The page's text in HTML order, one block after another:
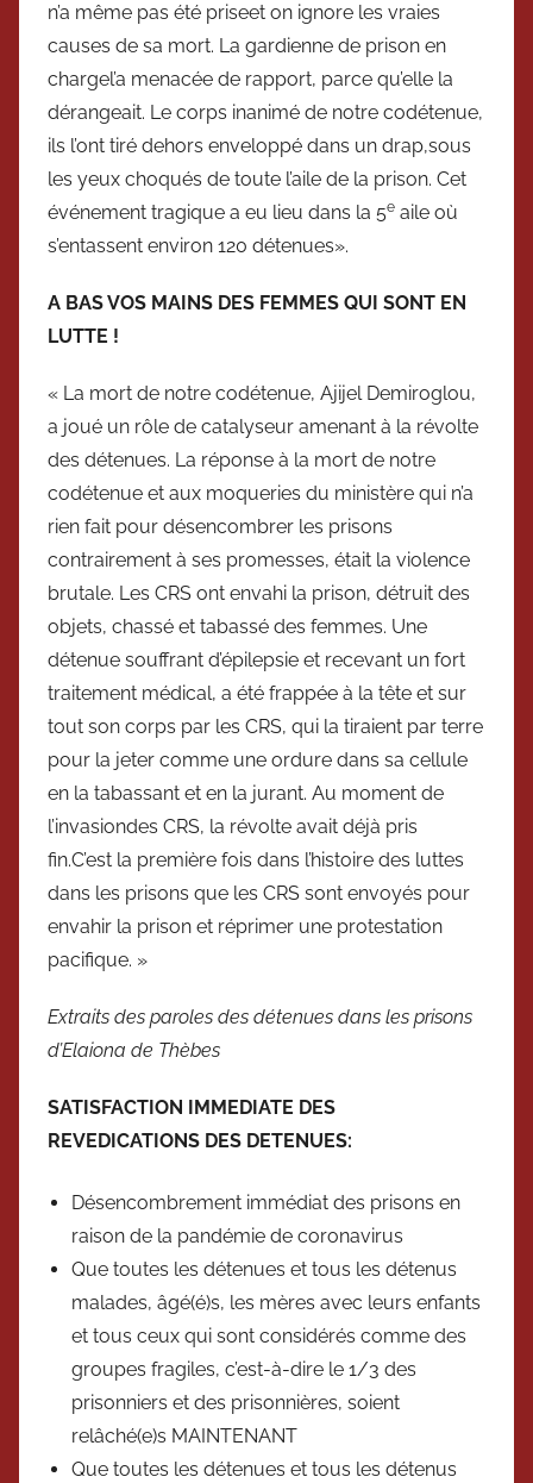
n’a même pas été priseet on ignore les vraies
causes de sa mort. La gardienne de prison en
chargel’a menacée de rapport, parce qu’elle la
dérangeait. Le corps inanimé de notre codétenue,
ils l’ont tiré dehors enveloppé dans un drap,sous
les yeux choqués de toute l’aile de la prison. Cet
événement tragique a eu lieu dans la 5e aile où
s’entassent environ 120 détenues».
A BAS VOS MAINS DES FEMMES QUI SONT EN
LUTTE !
« La mort de notre codétenue, Ajijel Demiroglou,
a joué un rôle de catalyseur amenant à la révolte
des détenues. La réponse à la mort de notre
codétenue et aux moqueries du ministère qui n’a
rien fait pour désencombrer les prisons
contrairement à ses promesses, était la violence
brutale. Les CRS ont envahi la prison, détruit des
objets, chassé et tabassé des femmes. Une
détenue souffrant d’épilepsie et recevant un fort
traitement médical, a été frappée à la tête et sur
tout son corps par les CRS, qui la tiraient par terre
pour la jeter comme une ordure dans sa cellule
en la tabassant et en la jurant. Au moment de
l’invasiondes CRS, la révolte avait déjà pris
fin.C’est la première fois dans l’histoire des luttes
dans les prisons que les CRS sont envoyés pour
envahir la prison et réprimer une protestation
pacifique. »
Extraits des paroles des détenues dans les prisons
d’Elaiona de Thèbes
SATISFACTION IMMEDIATE DES
REVEDICATIONS DES DETENUES:
Désencombrement immédiat des prisons en
raison de la pandémie de coronavirus
Que toutes les détenues et tous les détenus
malades, âgé(é)s, les mères avec leurs enfants
et tous ceux qui sont considérés comme des
groupes fragiles, c’est-à-dire le 1/3 des
prisonniers et des prisonnières, soient
relâché(e)s MAINTENANT
Que toutes les détenues et tous les détenus